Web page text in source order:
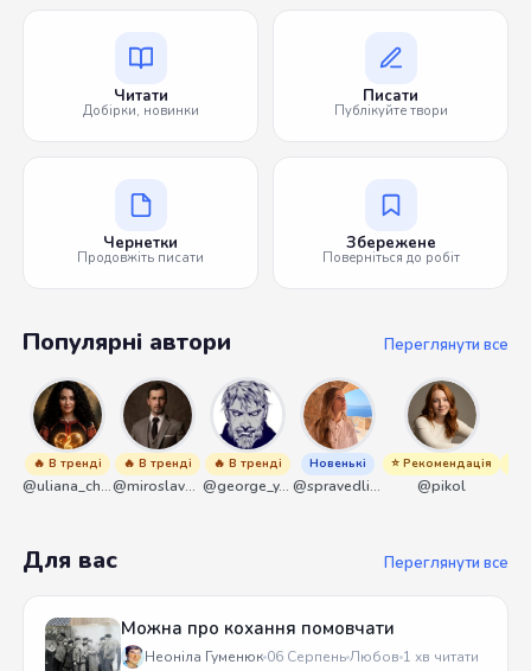
Читати
Добірки, новинки
Писати
Публікуйте твори
Чернетки
Продовжіть писати
Збережене
Поверніться до робіт
Популярні автори Переглянути все
🔥 В тренді
@uliana_chernenko
🔥 В тренді
@miroslavmaniyk
🔥 В тренді
@george_y_lawlett
Новенькі
@spravedliwa
⭐ Рекомендація
@pikol
Для вас Переглянути все
Можна про кохання помовчати
Неоніла Гуменюк 06 СерпеньЛюбов 1 хв читати